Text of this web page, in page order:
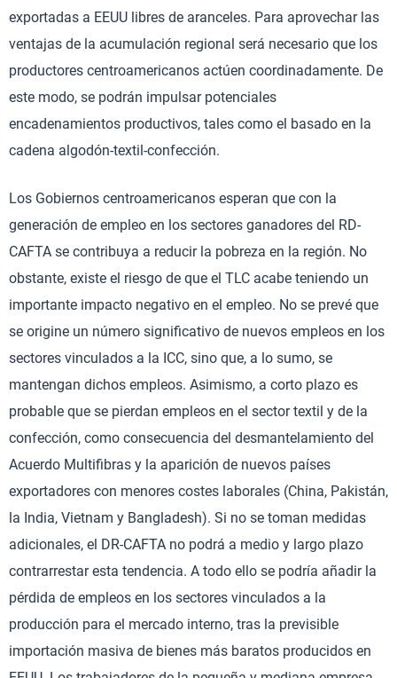
exportadas a EEUU libres de aranceles. Para aprovechar las
ventajas de la acumulación regional será necesario que los
productores centroamericanos actúen coordinadamente. De
este modo, se podrán impulsar potenciales
encadenamientos productivos, tales como el basado en la
cadena algodón-textil-confección.
Los Gobiernos centroamericanos esperan que con la
generación de empleo en los sectores ganadores del RD-
CAFTA se contribuya a reducir la pobreza en la región. No
obstante, existe el riesgo de que el TLC acabe teniendo un
importante impacto negativo en el empleo. No se prevé que
se origine un número significativo de nuevos empleos en los
sectores vinculados a la ICC, sino que, a lo sumo, se
mantengan dichos empleos. Asimismo, a corto plazo es
probable que se pierdan empleos en el sector textil y de la
confección, como consecuencia del desmantelamiento del
Acuerdo Multifibras y la aparición de nuevos países
exportadores con menores costes laborales (China, Pakistán,
la India, Vietnam y Bangladesh). Si no se toman medidas
adicionales, el DR-CAFTA no podrá a medio y largo plazo
contrarrestar esta tendencia. A todo ello se podría añadir la
pérdida de empleos en los sectores vinculados a la
producción para el mercado interno, tras la previsible
importación masiva de bienes más baratos producidos en